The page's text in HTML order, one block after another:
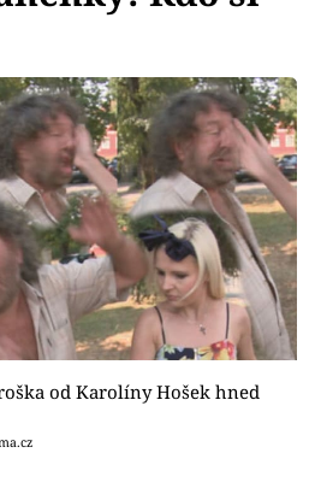
od Karolíny Hošek hned